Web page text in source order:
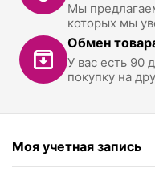
Мы
которых мы
Обмен
У вас есть 90
покупку на
Моя учетная запись